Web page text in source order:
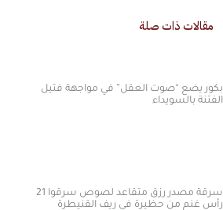
صلة
العقل” في مواجهة فتيل
سرقة مصدر رزق متقاعد لصوص سرقوا 21
في ريف القنيطرة